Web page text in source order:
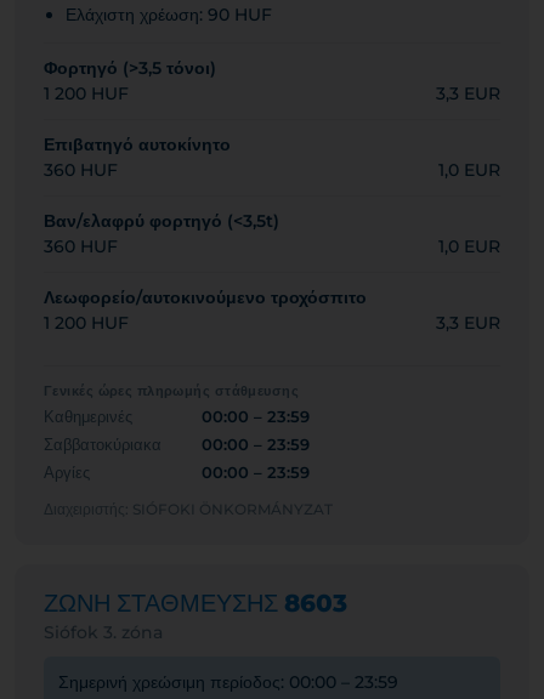
Ελάχιστη χρέωση: 90 HUF
Φορτηγό (>3,5 τόνοι)
1 200 HUF
3,3 EUR
Επιβατηγό αυτοκίνητο
360 HUF
1,0 EUR
Βαν/ελαφρύ φορτηγό (<3,5t)
360 HUF
1,0 EUR
Λεωφορείο/αυτοκινούμενο τροχόσπιτο
1 200 HUF
3,3 EUR
Γενικές ώρες πληρωμής στάθμευσης
Καθημερινές
00:00 – 23:59
Σαββατοκύριακα
00:00 – 23:59
Αργίες
00:00 – 23:59
Διαχειριστής: SIÓFOKI ÖNKORMÁNYZAT
ΖΩΝΗ ΣΤΑΘΜΕΥΣΗΣ 8603
Siófok 3. zóna
Σημερινή χρεώσιμη περίοδος: 00:00 – 23:59